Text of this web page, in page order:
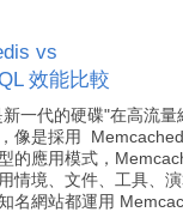
vs
效能比較
一代的硬碟"在高流
像是採用
的應用模式，
情境、文件、工具、
名網站都運用